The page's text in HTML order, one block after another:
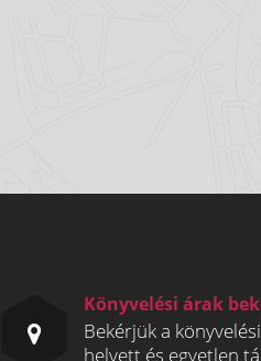
Könyvelési árak
Bekérjük a
helyett és egyetlen